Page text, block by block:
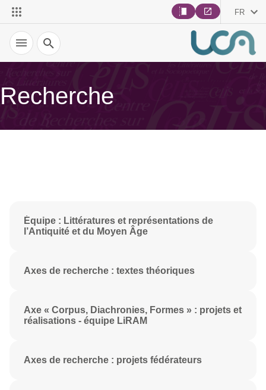
FR
Recherche
Recherche
Équipe : Littératures et représentations de
l’Antiquité et du Moyen Âge
Axes de recherche : textes théoriques
Axe « Corpus, Diachronies, Formes » : projets et
réalisations - équipe LiRAM
Axes de recherche : projets fédérateurs